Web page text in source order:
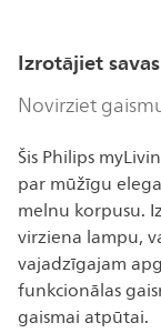
Izrotājiet
Novirziet
Šis Philips
par mūžīgu
melnu korpusu.
virziena lampu,
vajadzīgajam
funkcionālas
gaismai atpūtai.